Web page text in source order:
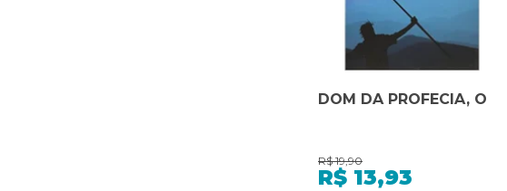
DOM DA PROFECIA, O
R$ 19,90
R$ 13,93